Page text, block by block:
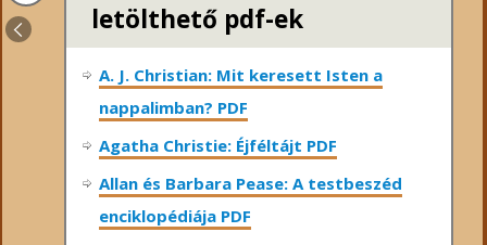
letölthető pdf-ek
A. J. Christian: Mit keresett Isten a
nappalimban? PDF
Agatha Christie: Éjféltájt PDF
Allan és Barbara Pease: A testbeszéd
enciklopédiája PDF